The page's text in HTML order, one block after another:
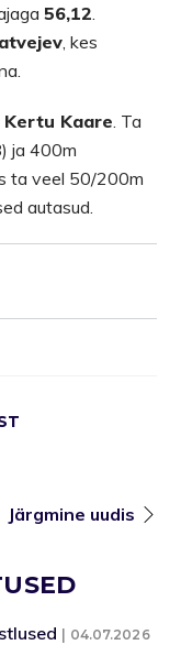
56,12
, kes
Kertu Kaare . Ta
ja 400m
ta veel 50/200m
autasud.
Järgmine uudis
04.07.2026